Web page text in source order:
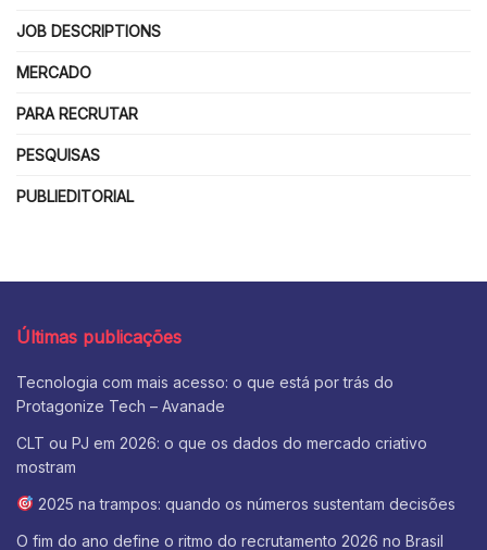
JOB DESCRIPTIONS
MERCADO
PARA RECRUTAR
PESQUISAS
PUBLIEDITORIAL
Últimas publicações
Tecnologia com mais acesso: o que está por trás do
Protagonize Tech – Avanade
CLT ou PJ em 2026: o que os dados do mercado criativo
mostram
2025 na trampos: quando os números sustentam decisões
O fim do ano define o ritmo do recrutamento 2026 no Brasil